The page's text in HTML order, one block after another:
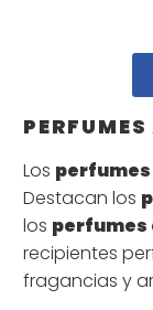
Los
Destacan los
los perfumes
recipientes
fragancias y